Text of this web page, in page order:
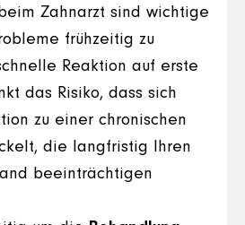
Zahnarzt sind wichtige
frühzeitig zu
Reaktion auf erste
das Risiko, dass sich
zu einer chronischen
die langfristig Ihren
beeinträchtigen